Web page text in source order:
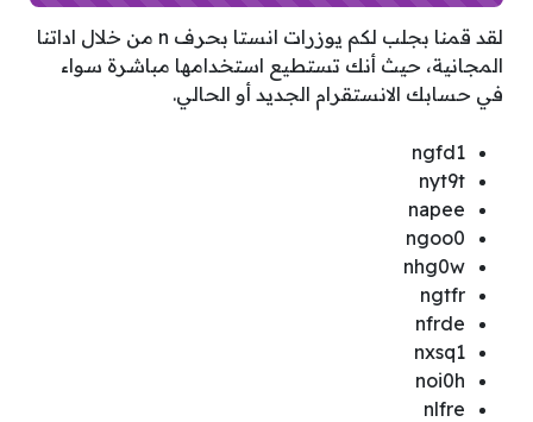
لقد قمنا بجلب لكم يوزرات انستا بحرف n من خلال اداتنا
المجانية، حيث أنك تستطيع استخدامها مباشرة سواء
في حسابك الانستقرام الجديد أو الحالي.
ngfd1
nyt9t
napee
ngoo0
nhg0w
ngtfr
nfrde
nxsq1
noi0h
nlfre